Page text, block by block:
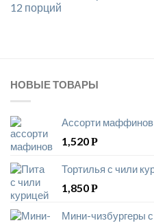
12 порций
НОВЫЕ ТОВАРЫ
Ассорти
1,520Р
Тортилья с чили
1,850Р
Мини-чизбургеры